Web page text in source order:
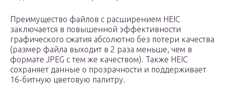
Преимущество файлов с расширением HEIC
заключается в повышенной эффективности
графического сжатия абсолютно без потери качества
(размер файла выходит в 2 раза меньше, чем в
формате JPEG с тем же качеством). Также HEIC
сохраняет данные о прозрачности и поддерживает
16-битную цветовую палитру.